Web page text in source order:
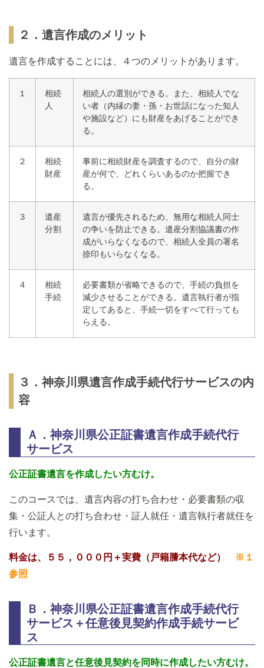
２．遺言作成のメリット
遺言を作成することには、４つのメリットがあります。
１
相続
人
相続人の選別ができる。また、相続人でな
い者（内縁の妻・孫・お世話になった知人
や施設など）にも財産をあげることができ
る。
２
相続
財産
事前に相続財産を調査するので、自分の財
産が何で、どれくらいあるのか把握でき
る。
３
遺産
分割
遺言が優先されるため、無用な相続人同士
の争いを防止できる。遺産分割協議書の作
成がいらなくなるので、相続人全員の署名
捺印もいらなくなる。
４
相続
手続
必要書類が省略できるので、手続の負担を
減少させることができる。遺言執行者が指
定してあると、手続一切をすべて行っても
らえる。
３．神奈川県遺言作成手続代行サービスの内
容
Ａ．神奈川県公正証書遺言作成手続代行
サービス
公正証書遺言を作成したい方むけ。
このコースでは、遺言内容の打ち合わせ・必要書類の収
集・公証人との打ち合わせ・証人就任・遺言執行者就任を
行います。
料金は、５５，０００円＋実費（戸籍謄本代など）
※１
参照
Ｂ．神奈川県公正証書遺言作成手続代行
サービス＋任意後見契約作成手続サービ
ス
公正証書遺言と任意後見契約を同時に作成したい方むけ。